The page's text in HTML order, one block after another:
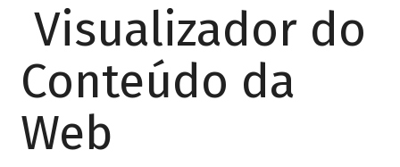
Visualizador do
Conteúdo da
Web